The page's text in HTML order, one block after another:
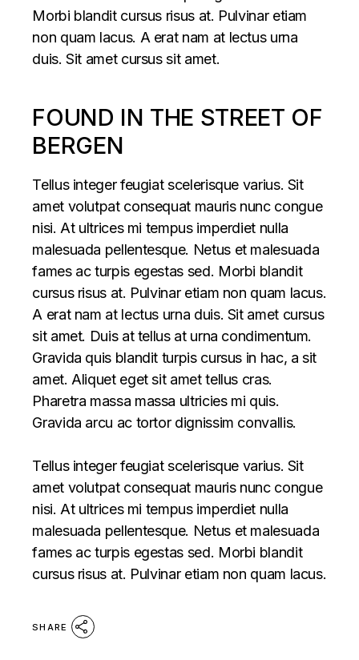
Morbi blandit cursus risus at. Pulvinar etiam
non quam lacus. A erat nam at lectus urna
duis. Sit amet cursus sit amet.
FOUND IN THE STREET OF
BERGEN
Tellus integer feugiat scelerisque varius. Sit
amet volutpat consequat mauris nunc congue
nisi. At ultrices mi tempus imperdiet nulla
malesuada pellentesque. Netus et malesuada
fames ac turpis egestas sed. Morbi blandit
cursus risus at. Pulvinar etiam non quam lacus.
A erat nam at lectus urna duis. Sit amet cursus
sit amet. Duis at tellus at urna condimentum.
Gravida quis blandit turpis cursus in hac, a sit
amet. Aliquet eget sit amet tellus cras.
Pharetra massa massa ultricies mi quis.
Gravida arcu ac tortor dignissim convallis.
Tellus integer feugiat scelerisque varius. Sit
amet volutpat consequat mauris nunc congue
nisi. At ultrices mi tempus imperdiet nulla
malesuada pellentesque. Netus et malesuada
fames ac turpis egestas sed. Morbi blandit
cursus risus at. Pulvinar etiam non quam lacus.
SHARE